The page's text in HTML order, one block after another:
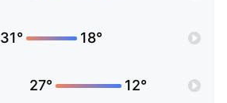
31° 18°
27° 12°